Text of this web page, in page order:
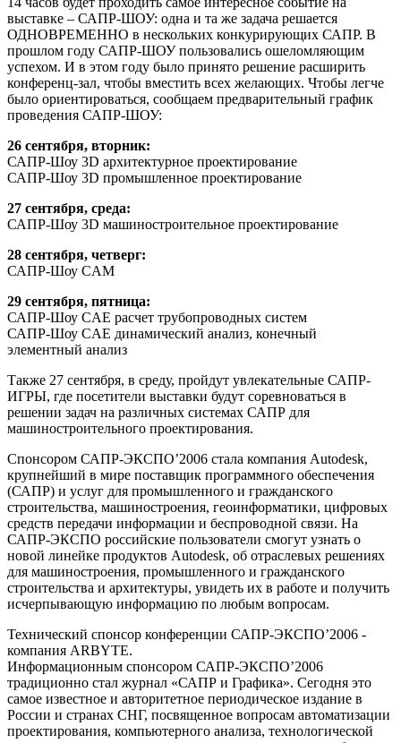
выставке – САПР-ШОУ: одна и та же задача решается
ОДНОВРЕМЕННО в нескольких конкурирующих САПР. В
прошлом году САПР-ШОУ пользовались ошеломляющим
успехом. И в этом году было принято решение расширить
конференц-зал, чтобы вместить всех желающих. Чтобы легче
было ориентироваться, сообщаем предварительный график
проведения САПР-ШОУ:
26 сентября, вторник:
САПР-Шоу 3D архитектурное проектирование
САПР-Шоу 3D промышленное проектирование
27 сентября, среда:
САПР-Шоу 3D машиностроительное проектирование
28 сентября, четверг:
САПР-Шоу CAM
29 сентября, пятница:
САПР-Шоу CAE расчет трубопроводных систем
САПР-Шоу CAE динамический анализ, конечный
элементный анализ
Также 27 сентября, в среду, пройдут увлекательные САПР-
ИГРЫ, где посетители выставки будут соревноваться в
решении задач на различных системах САПР для
машиностроительного проектирования.
Спонсором САПР-ЭКСПО’2006 стала компания Autodesk,
крупнейший в мире поставщик программного обеспечения
(САПР) и услуг для промышленного и гражданского
строительства, машиностроения, геоинформатики, цифровых
средств передачи информации и беспроводной связи. На
САПР-ЭКСПО российские пользователи смогут узнать о
новой линейке продуктов Autodesk, об отраслевых решениях
для машиностроения, промышленного и гражданского
строительства и архитектуры, увидеть их в работе и получить
исчерпывающую информацию по любым вопросам.
Технический спонсор конференции САПР-ЭКСПО’2006 -
компания ARBYTE.
Информационным спонсором САПР-ЭКСПО’2006
традиционно стал журнал «САПР и Графика». Сегодня это
самое известное и авторитетное периодическое издание в
России и странах СНГ, посвященное вопросам автоматизации
проектирования, компьютерного анализа, технологической